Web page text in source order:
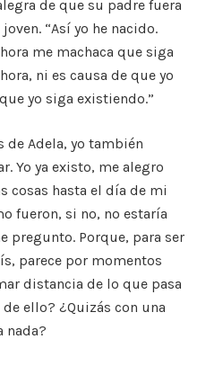
de que su padre fuera
“Así yo he nacido.
me machaca que siga
ni es causa de que yo
yo siga existiendo.”
de Adela, yo también
Yo ya existo, me alegro
cosas hasta el día de mi
fueron, si no, no estaría
pregunto. Porque, para ser
parece por momentos
distancia de lo que pasa
ello? ¿Quizás con una
nada?